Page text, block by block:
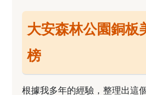
大安森林公園銅板
榜
根據我多年的經驗，整理出這